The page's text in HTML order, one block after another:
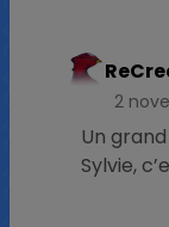
2
Un
Sylvie,